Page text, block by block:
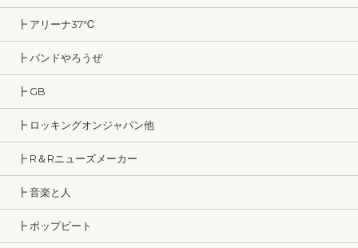
┣ アリーナ37℃
┣ バンドやろうぜ
┣ GB
┣ ロッキングオンジャパン他
┣ R＆Rニューズメーカー
┣ 音楽と人
┣ ポップビート